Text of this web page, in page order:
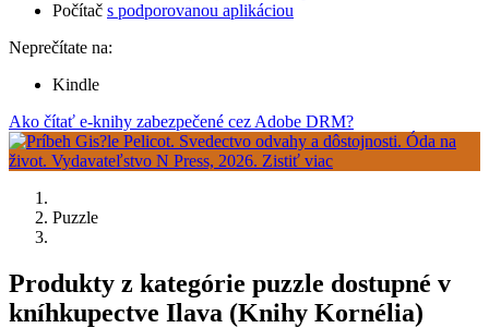
Počítač s podporovanou aplikáciou
Neprečítate na:
Kindle
Ako čítať e-knihy zabezpečené cez Adobe DRM?
Puzzle
Produkty z kategórie puzzle dostupné v
kníhkupectve Ilava (Knihy Kornélia)